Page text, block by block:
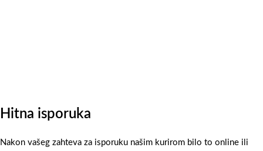
Hitna isporuka
Nakon vašeg zahteva za isporuku našim kurirom bilo to online ili